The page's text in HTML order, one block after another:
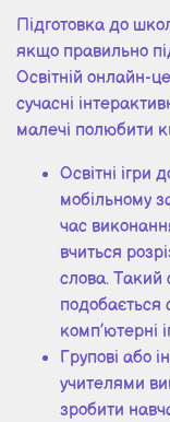
Підготовка до
якщо правильно
Освітній онлайн-
сучасні
малечі полюбити
Освітні ігри
мобільному
час
вчиться
слова. Такий
подобається
комп’ютерні
Групові або
учителями
зробити